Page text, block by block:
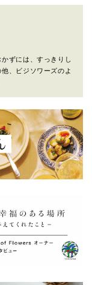
ずには、すっきりし
、ビジソワーズのよ